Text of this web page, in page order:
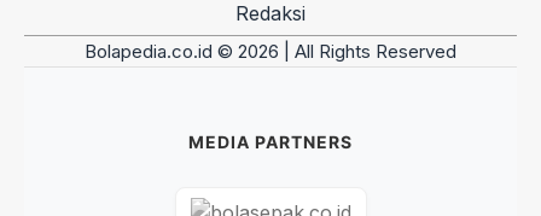
Redaksi
Bolapedia.co.id © 2026 | All Rights Reserved
MEDIA PARTNERS